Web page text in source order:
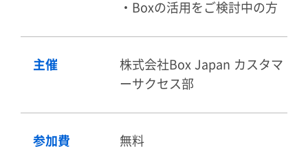
・Boxの活用をご検討中の方
主催
株式会社Box Japan カスタマ
ーサクセス部
参加費 無料